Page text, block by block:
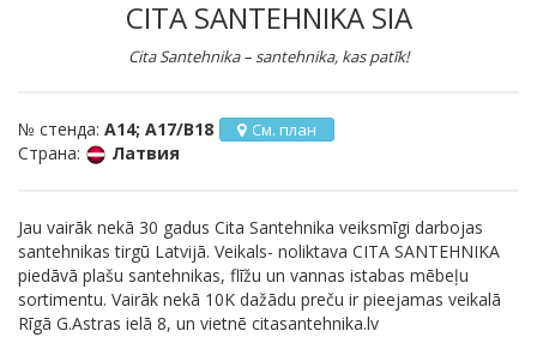
CITA SANTEHNIKA SIA
Cita Santehnika – santehnika, kas patīk!
№ стенда: A14; A17/B18 См. план
Страна: Латвия
Jau vairāk nekā 30 gadus Cita Santehnika veiksmīgi darbojas
santehnikas tirgū Latvijā. Veikals- noliktava CITA SANTEHNIKA
piedāvā plašu santehnikas, flīžu un vannas istabas mēbeļu
sortimentu. Vairāk nekā 10K dažādu preču ir pieejamas veikalā
Rīgā G.Astras ielā 8, un vietnē citasantehnika.lv